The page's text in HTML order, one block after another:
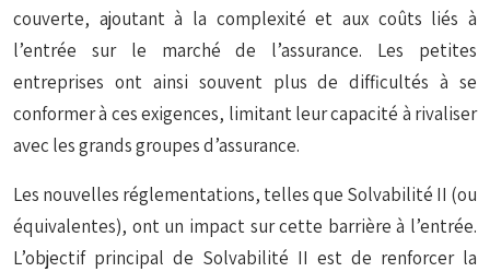
couverte, ajoutant à la complexité et aux coûts liés à
l’entrée sur le marché de l’assurance. Les petites
entreprises ont ainsi souvent plus de difficultés à se
conformer à ces exigences, limitant leur capacité à rivaliser
avec les grands groupes d’assurance.
Les nouvelles réglementations, telles que Solvabilité II (ou
équivalentes), ont un impact sur cette barrière à l’entrée.
L’objectif principal de Solvabilité II est de renforcer la